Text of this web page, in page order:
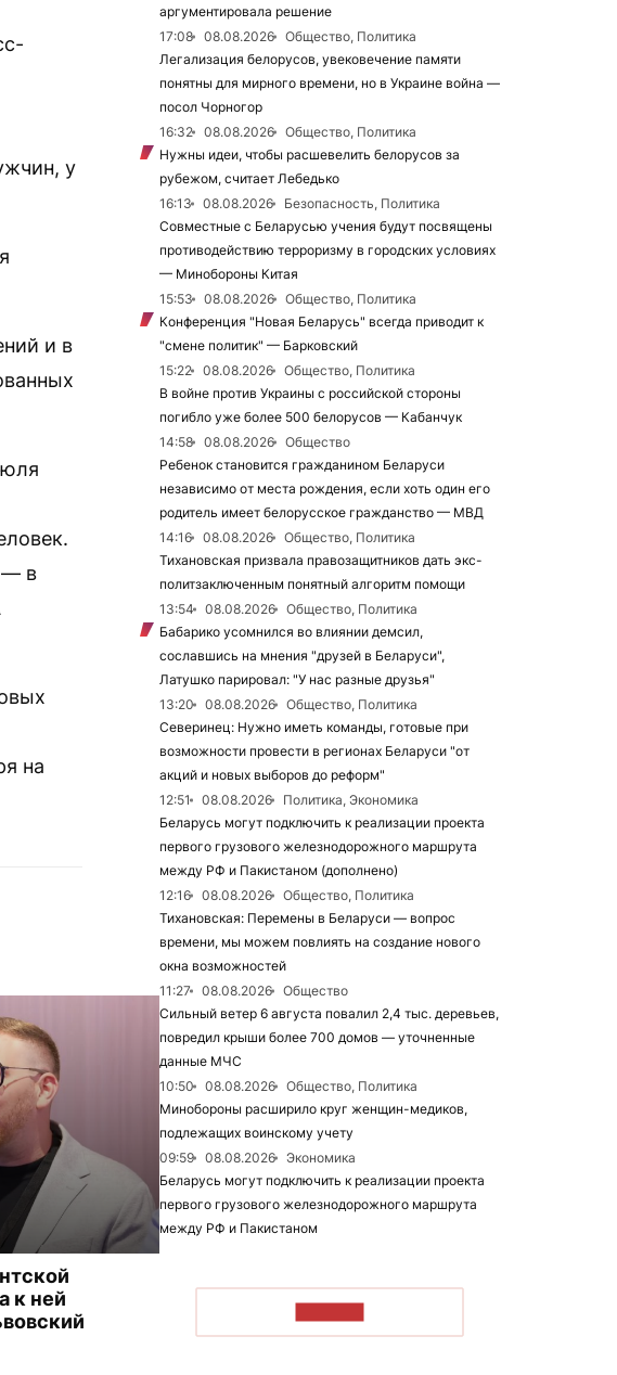
у
и в
— в
на
к ней
аргументировала решение
17:08
08.08.2026
Общество, Политика
Легализация белорусов, увековечение памяти
понятны для мирного времени, но в Украине война —
посол Чорногор
16:32
08.08.2026
Общество, Политика
Нужны идеи, чтобы расшевелить белорусов за
рубежом, считает Лебедько
16:13
08.08.2026
Безопасность, Политика
Совместные с Беларусью учения будут посвящены
противодействию терроризму в городских условиях
— Минобороны Китая
15:53
08.08.2026
Общество, Политика
Конференция "Новая Беларусь" всегда приводит к
"смене политик" — Барковский
15:22
08.08.2026
Общество, Политика
В войне против Украины с российской стороны
погибло уже более 500 белорусов — Кабанчук
14:58
08.08.2026
Общество
Ребенок становится гражданином Беларуси
независимо от места рождения, если хоть один его
родитель имеет белорусское гражданство — МВД
14:16
08.08.2026
Общество, Политика
Тихановская призвала правозащитников дать экс-
политзаключенным понятный алгоритм помощи
13:54
08.08.2026
Общество, Политика
Бабарико усомнился во влиянии демсил,
сославшись на мнения "друзей в Беларуси",
Латушко парировал: "У нас разные друзья"
13:20
08.08.2026
Общество, Политика
Северинец: Нужно иметь команды, готовые при
возможности провести в регионах Беларуси "от
акций и новых выборов до реформ"
12:51
08.08.2026
Политика, Экономика
Беларусь могут подключить к реализации проекта
первого грузового железнодорожного маршрута
между РФ и Пакистаном (дополнено)
12:16
08.08.2026
Общество, Политика
Тихановская: Перемены в Беларуси — вопрос
времени, мы можем повлиять на создание нового
окна возможностей
11:27
08.08.2026
Общество
Сильный ветер 6 августа повалил 2,4 тыс. деревьев,
повредил крыши более 700 домов — уточненные
данные МЧС
10:50
08.08.2026
Общество, Политика
Минобороны расширило круг женщин-медиков,
подлежащих воинскому учету
09:59
08.08.2026
Экономика
Беларусь могут подключить к реализации проекта
первого грузового железнодорожного маршрута
между РФ и Пакистаном